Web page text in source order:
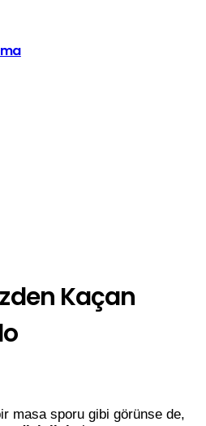
Kaçan
masa sporu gibi görünse de,